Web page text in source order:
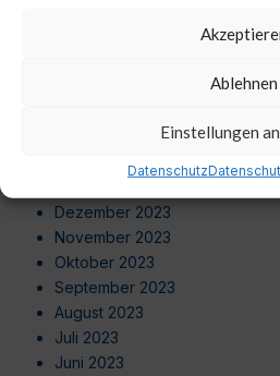
Ablehnen
Einstellungen
Datenschutz
Februar 2024
Dezember 2023
November 2023
Oktober 2023
September 2023
August 2023
Juli 2023
Juni 2023